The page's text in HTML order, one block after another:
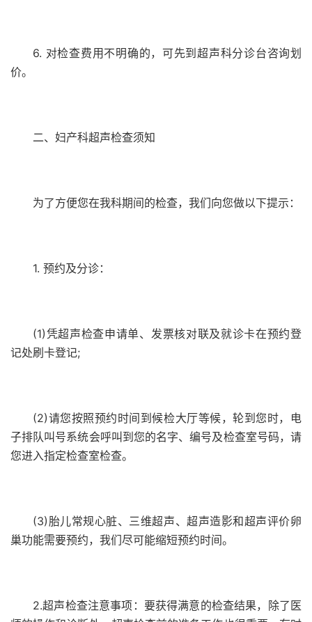
6. 对检查费用不明确的，可先到超声科分诊台咨询划
价。
二、妇产科超声检查须知
为了方便您在我科期间的检查，我们向您做以下提示：
1. 预约及分诊：
(1)凭超声检查申请单、发票核对联及就诊卡在预约登
记处刷卡登记;
(2)请您按照预约时间到候检大厅等候，轮到您时，电
子排队叫号系统会呼叫到您的名字、编号及检查室号码，请
您进入指定检查室检查。
(3)胎儿常规心脏、三维超声、超声造影和超声评价卵
巢功能需要预约，我们尽可能缩短预约时间。
2.超声检查注意事项：要获得满意的检查结果，除了医